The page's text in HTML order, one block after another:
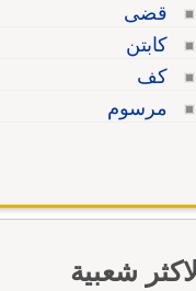
قضى
كابتن
كف
مرسوم
الاكثر شعبية